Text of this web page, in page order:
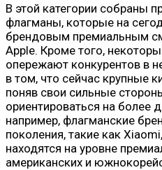
В этой категории собраны
флагманы, которые на
брендовым премиальным
Apple. Кроме того,
опережают конкурентов в
в том, что сейчас крупные
поняв свои сильные
ориентироваться на более
например, флагманские
поколения, такие как
находятся на уровне
американских и